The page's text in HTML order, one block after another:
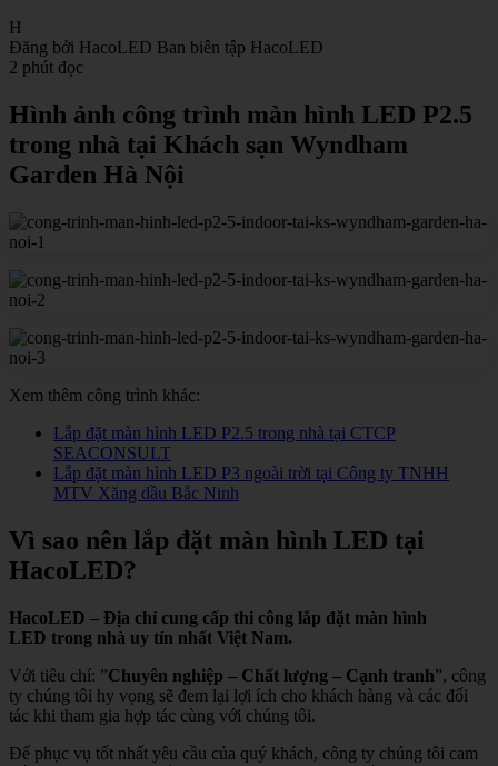
H
Đăng bởi HacoLED Ban biên tập HacoLED
2 phút đọc
Hình ảnh công trình màn hình LED P2.5
trong nhà tại Khách sạn Wyndham
Garden Hà Nội
Xem thêm công trình khác:
Lắp đặt màn hình LED P2.5 trong nhà tại CTCP
SEACONSULT
Lắp đặt màn hình LED P3 ngoài trời tại Công ty TNHH
MTV Xăng dầu Bắc Ninh
Vì sao nên lắp đặt màn hình LED tại
HacoLED?
HacoLED – Địa chỉ cung cấp thi công lắp đặt màn hình
LED trong nhà uy tín nhất Việt Nam.
Với tiêu chí: ”Chuyên nghiệp – Chất lượng – Cạnh tranh”, công
ty chúng tôi hy vọng sẽ đem lại lợi ích cho khách hàng và các đối
tác khi tham gia hợp tác cùng với chúng tôi.
Để phục vụ tốt nhất yêu cầu của quý khách, công ty chúng tôi cam